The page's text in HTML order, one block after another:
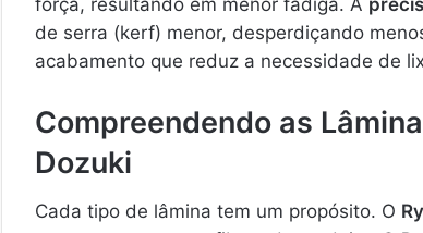
de serra (kerf) menor, desperdiçando
acabamento que reduz a necessidade de
Compreendendo as
Dozuki
Cada tipo de lâmina tem um propósito. O